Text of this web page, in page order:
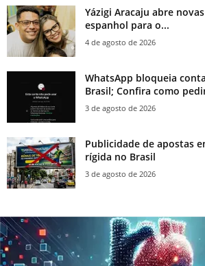
Yázigi Aracaju abre
espanhol para o...
4 de agosto de 2026
WhatsApp bloqueia
Brasil; Confira como
3 de agosto de 2026
Publicidade de apostas
rígida no Brasil
3 de agosto de 2026